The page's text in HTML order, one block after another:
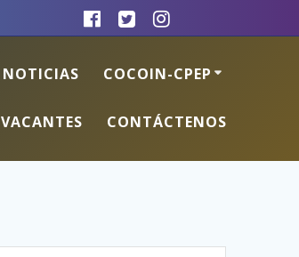
NOTICIAS COCOIN-CPEP
VACANTES CONTÁCTENOS